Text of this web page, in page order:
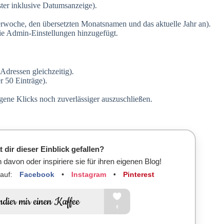
inklusive Datumsanzeige).
den übersetzten Monatsnamen und das aktuelle Jahr an).
Admin-Einstellungen hinzugefügt.
gleichzeitig).
50 Einträge).
Klicks noch zuverlässiger auszuschließen.
dir dieser Einblick gefallen?
davon oder inspiriere sie für ihren eigenen Blog!
Facebook • Instagram • Pinterest